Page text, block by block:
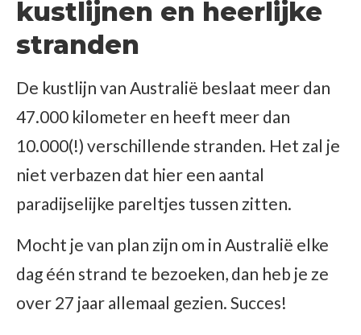
kustlijnen en heerlijke
stranden
De kustlijn van Australië beslaat meer dan
47.000 kilometer en heeft meer dan
10.000(!) verschillende stranden. Het zal je
niet verbazen dat hier een aantal
paradijselijke pareltjes tussen zitten.
Mocht je van plan zijn om in Australië elke
dag één strand te bezoeken, dan heb je ze
over 27 jaar allemaal gezien. Succes!